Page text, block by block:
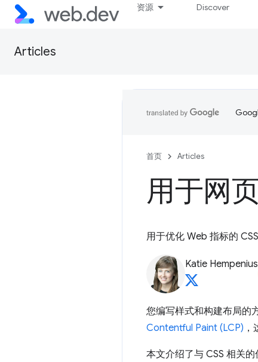
资源 Discover
Articles
首页 Articles
用于网
用于优化 Web 指标的
Katie Hempenius
您编写样式和构建布局的
Contentful Paint (LCP)
本文介绍了与 CSS 相关